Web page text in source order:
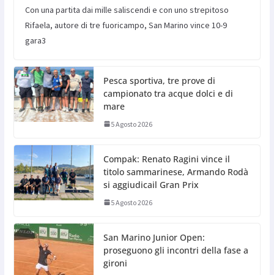
Con una partita dai mille saliscendi e con uno strepitoso
Rifaela, autore di tre fuoricampo, San Marino vince 10-9
gara3
Pesca sportiva, tre prove di
campionato tra acque dolci e di
mare
5 Agosto 2026
Compak: Renato Ragini vince il
titolo sammarinese, Armando Rodà
si aggiudicail Gran Prix
5 Agosto 2026
San Marino Junior Open:
proseguono gli incontri della fase a
gironi